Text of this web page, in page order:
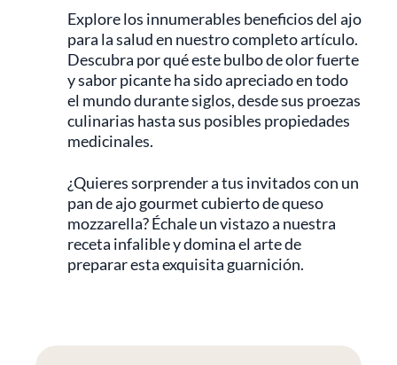
Explore los innumerables beneficios del ajo
para la salud en nuestro completo artículo.
Descubra por qué este bulbo de olor fuerte
y sabor picante ha sido apreciado en todo
el mundo durante siglos, desde sus proezas
culinarias hasta sus posibles propiedades
medicinales.
¿Quieres sorprender a tus invitados con un
pan de ajo gourmet cubierto de queso
mozzarella? Échale un vistazo a nuestra
receta infalible y domina el arte de
preparar esta exquisita guarnición.